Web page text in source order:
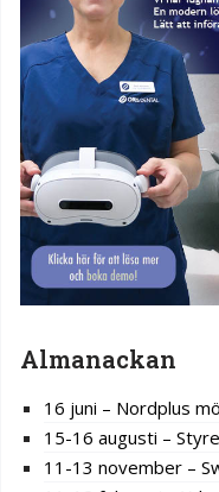
Almanackan
16 juni – Nordplus
15-16 augusti –
11-13 november –